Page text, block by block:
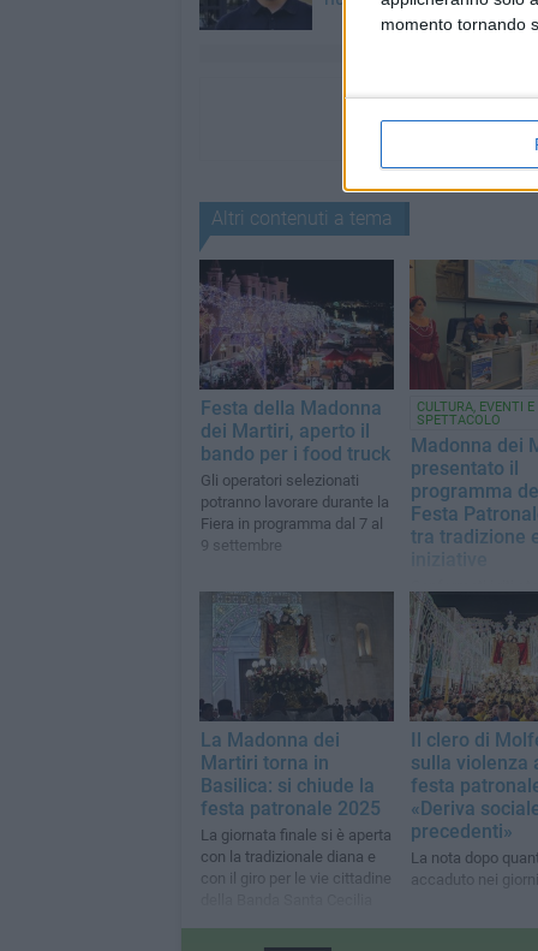
momento tornando
Altri contenuti a tema
Festa della Madonna
dei Martiri, aperto il
bando per i food truck
Gli operatori selezionati
potranno lavorare durante la
Fiera in programma dal 7 al
9 settembre
CULTURA, EVENTI E
SPETTACOLO
Madonna dei
presentato il
programma
Festa
tra tradizione
arrivano due nuovi
appuntamenti:
di Maria” e "La
Bambini"
La Madonna dei
Martiri torna in
Basilica: si chiude la
festa patronale 2025
La giornata finale si è aperta
con la tradizionale diana e
con il giro per le vie cittadine
Il clero di
sulla violenza
festa
«Deriva
precedenti»
La nota dopo
accaduto nei